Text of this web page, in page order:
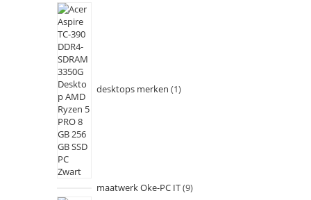
desktops merken 1
maatwerk Oke-PC IT 9